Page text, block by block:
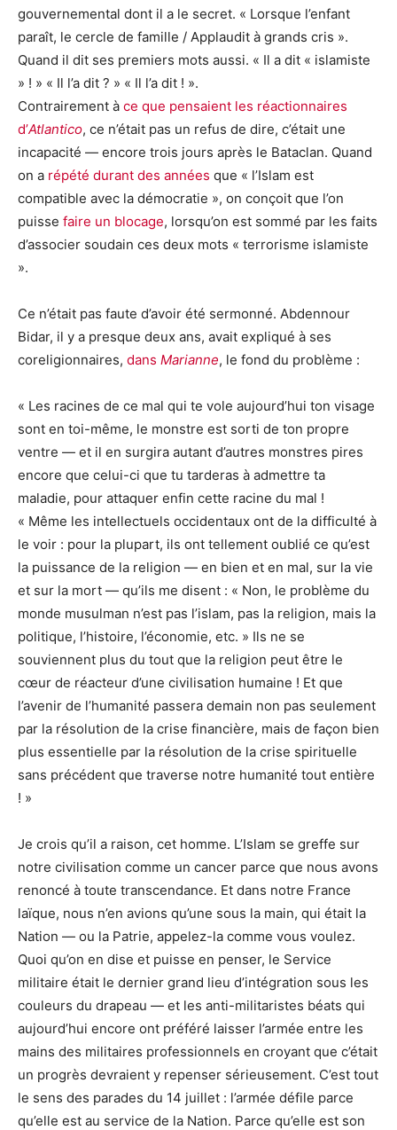
gouvernemental dont il a le secret. « Lorsque l’enfant
paraît, le cercle de famille / Applaudit à grands cris ».
Quand il dit ses premiers mots aussi. « Il a dit « islamiste
» ! » « Il l’a dit ? » « Il l’a dit ! ».
Contrairement à ce que pensaient les réactionnaires
d’Atlantico, ce n’était pas un refus de dire, c’était une
incapacité — encore trois jours après le Bataclan. Quand
on a répété durant des années que « l’Islam est
compatible avec la démocratie », on conçoit que l’on
puisse faire un blocage, lorsqu’on est sommé par les faits
d’associer soudain ces deux mots « terrorisme islamiste
».
Ce n’était pas faute d’avoir été sermonné. Abdennour
Bidar, il y a presque deux ans, avait expliqué à ses
coreligionnaires, dans Marianne, le fond du problème :
« Les racines de ce mal qui te vole aujourd’hui ton visage
sont en toi-même, le monstre est sorti de ton propre
ventre — et il en surgira autant d’autres monstres pires
encore que celui-ci que tu tarderas à admettre ta
maladie, pour attaquer enfin cette racine du mal !
« Même les intellectuels occidentaux ont de la difficulté à
le voir : pour la plupart, ils ont tellement oublié ce qu’est
la puissance de la religion — en bien et en mal, sur la vie
et sur la mort — qu’ils me disent : « Non, le problème du
monde musulman n’est pas l’islam, pas la religion, mais la
politique, l’histoire, l’économie, etc. » Ils ne se
souviennent plus du tout que la religion peut être le
cœur de réacteur d’une civilisation humaine ! Et que
l’avenir de l’humanité passera demain non pas seulement
par la résolution de la crise financière, mais de façon bien
plus essentielle par la résolution de la crise spirituelle
sans précédent que traverse notre humanité tout entière
! »
Je crois qu’il a raison, cet homme. L’Islam se greffe sur
notre civilisation comme un cancer parce que nous avons
renoncé à toute transcendance. Et dans notre France
laïque, nous n’en avions qu’une sous la main, qui était la
Nation — ou la Patrie, appelez-la comme vous voulez.
Quoi qu’on en dise et puisse en penser, le Service
militaire était le dernier grand lieu d’intégration sous les
couleurs du drapeau — et les anti-militaristes béats qui
aujourd’hui encore ont préféré laisser l’armée entre les
mains des militaires professionnels en croyant que c’était
un progrès devraient y repenser sérieusement. C’est tout
le sens des parades du 14 juillet : l’armée défile parce
qu’elle est au service de la Nation. Parce qu’elle est son